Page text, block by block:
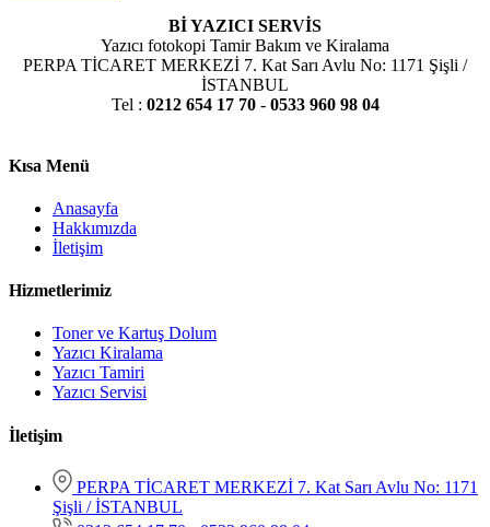
Bİ YAZICI SERVİS
Yazıcı fotokopi Tamir Bakım ve Kiralama
PERPA TİCARET MERKEZİ 7. Kat Sarı Avlu No: 1171 Şişli /
İSTANBUL
Tel : 0212 654 17 70- 0533 960 98 04
Kısa Menü
Anasayfa
Hakkımızda
İletişim
Hizmetlerimiz
Toner ve Kartuş Dolum
Yazıcı Kiralama
Yazıcı Tamiri
Yazıcı Servisi
İletişim
PERPA TİCARET MERKEZİ 7. Kat Sarı Avlu No: 1171
Şişli / İSTANBUL